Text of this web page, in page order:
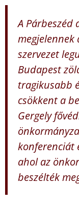
A
megjelennek
szervezet
Budapest
tragikusabb
csökkent a
Gergely
konferenciát
ahol az
beszélték